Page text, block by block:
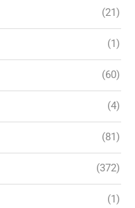
(21)
(1)
(60)
(4)
(81)
(372)
(1)